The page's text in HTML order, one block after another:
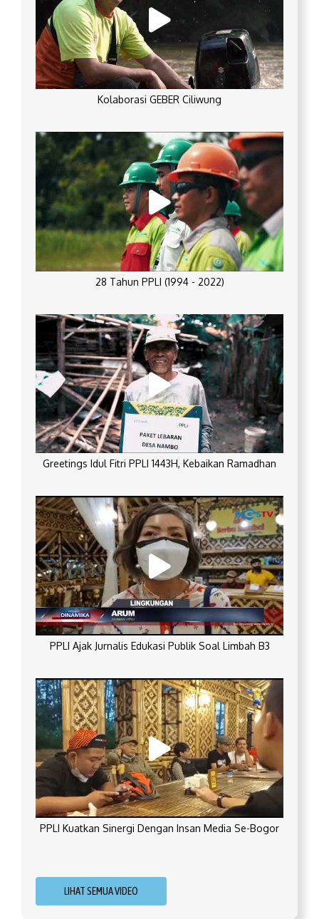
Kolaborasi GEBER Ciliwung
28 Tahun PPLI (1994 - 2022)
Greetings Idul Fitri PPLI 1443H, Kebaikan Ramadhan
PPLI Ajak Jurnalis Edukasi Publik Soal Limbah B3
PPLI Kuatkan Sinergi Dengan Insan Media Se-Bogor
LIHAT SEMUA VIDEO